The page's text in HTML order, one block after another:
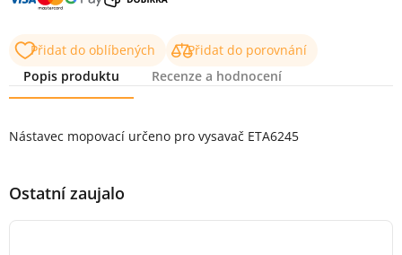
Přidat do oblíbených
Přidat do porovnání
Popis produktu
Recenze a hodnocení
Nástavec mopovací určeno pro vysavač ETA6245
Ostatní zaujalo